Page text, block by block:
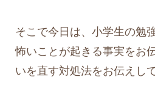
そこで今日は、小学生の勉
怖いことが起きる事実をお
いを直す対処法をお伝えし